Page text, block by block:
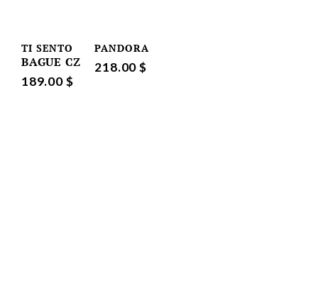
TI SENTO
BAGUE CZ
189.00 $
PANDORA
218.00 $